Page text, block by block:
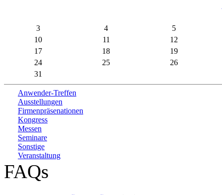
3 4
5
10
11
12
17
18
19
24
25
26
31
Anwender-Treffen
Ausstellungen
Firmenpräsenationen
Kongress
Messen
Seminare
Sonstige
Veranstaltung
FAQs